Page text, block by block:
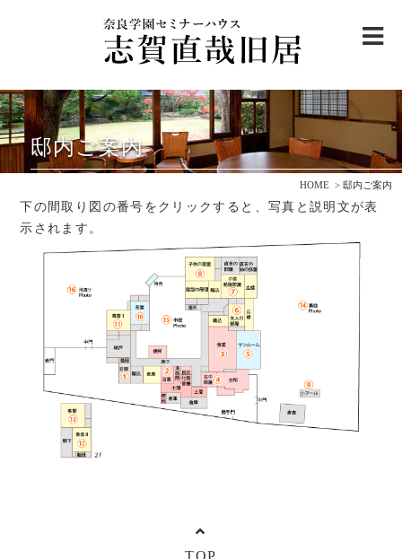
公開講座のお知らせ
志賀直哉旧居について
ご利用案内・アクセス
邸内ご案内
観光モデルコース
志賀直哉について
ニュース＆トピックス
寄付のお願い
邸内ご案内
HOME 邸内ご案内
下の間取り図の番号をクリックすると、写真と説明文が表
示されます。
TOP